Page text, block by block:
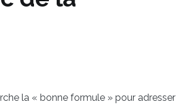
la « bonne formule » pour adresser